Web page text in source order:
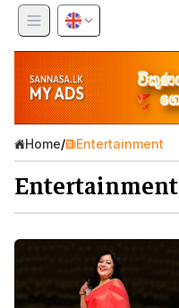
Home/ Entertainment
Entertainment